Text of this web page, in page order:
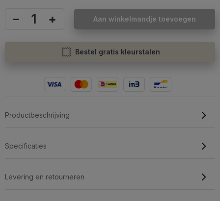
– + Aan winkelmandje toevoegen
Bestel gratis kleurstalen
Productbeschrijving
Specificaties
Levering en retourneren